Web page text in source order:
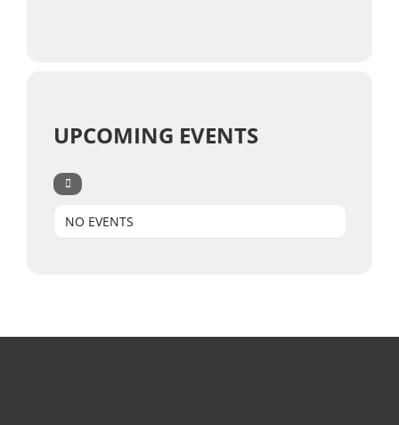
UPCOMING EVENTS
NO EVENTS